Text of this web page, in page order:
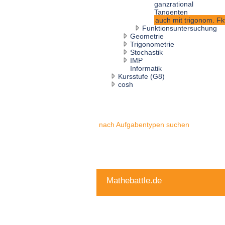
ganzrational
Tangenten
auch mit trigonom.
Funktionsuntersuchung
Geometrie
Trigonometrie
Stochastik
IMP
Informatik
Kursstufe (G8)
cosh
nach Aufgabentypen suchen
Mathebattle.de